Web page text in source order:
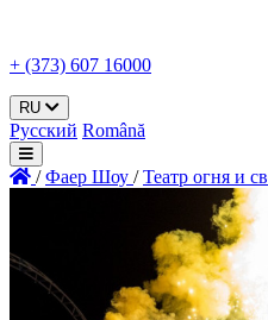
+ (373) 607 16000
RU
Русский Română
/ Фаер Шоу / Театр огня и